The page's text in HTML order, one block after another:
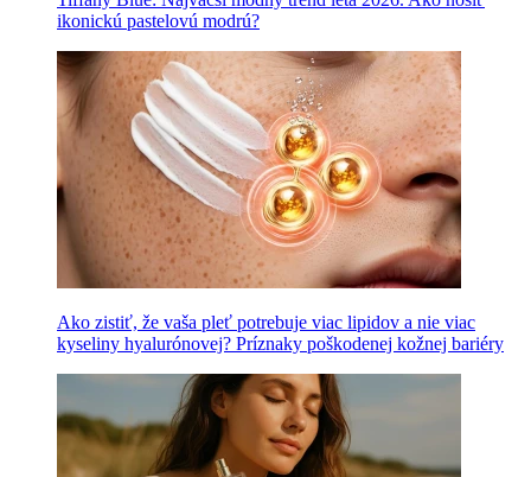
ikonickú pastelovú modrú?
Ako zistiť, že vaša pleť potrebuje viac lipidov a nie viac
kyseliny hyalurónovej? Príznaky poškodenej kožnej bariéry